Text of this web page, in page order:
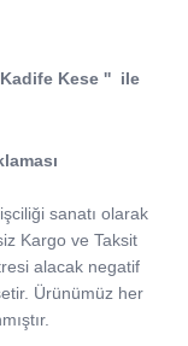
Kese '' ile
sanatı olarak
Kargo ve Taksit
alacak negatif
Ürünümüz her